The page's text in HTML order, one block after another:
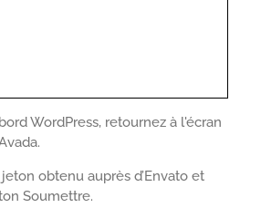
WordPress, retournez à l'écran
obtenu auprès d’Envato et
Soumettre.